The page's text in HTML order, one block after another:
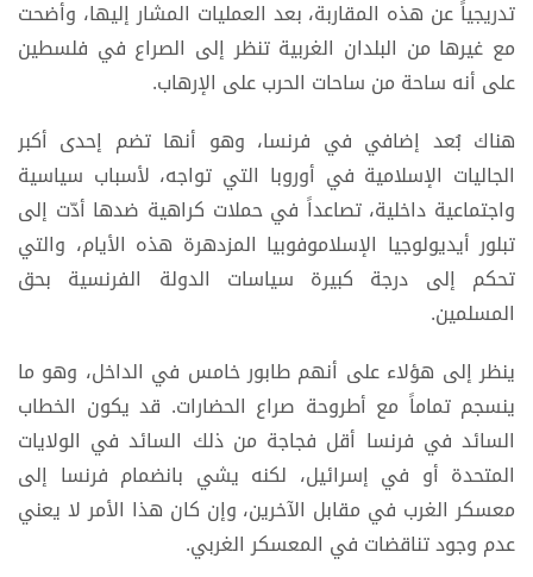
تدريجياً عن هذه المقاربة، بعد العمليات المشار إليها، وأضحت
مع غيرها من البلدان الغربية تنظر إلى الصراع في فلسطين
على أنه ساحة من ساحات الحرب على الإرهاب.
هناك بُعد إضافي في فرنسا، وهو أنها تضم إحدى أكبر
الجاليات الإسلامية في أوروبا التي تواجه، لأسباب سياسية
واجتماعية داخلية، تصاعداً في حملات كراهية ضدها أدّت إلى
تبلور أيديولوجيا الإسلاموفوبيا المزدهرة هذه الأيام، والتي
تحكم إلى درجة كبيرة سياسات الدولة الفرنسية بحق
المسلمين.
ينظر إلى هؤلاء على أنهم طابور خامس في الداخل، وهو ما
ينسجم تماماً مع أطروحة صراع الحضارات. قد يكون الخطاب
السائد في فرنسا أقل فجاجة من ذلك السائد في الولايات
المتحدة أو في إسرائيل، لكنه يشي بانضمام فرنسا إلى
معسكر الغرب في مقابل الآخرين، وإن كان هذا الأمر لا يعني
عدم وجود تناقضات في المعسكر الغربي.